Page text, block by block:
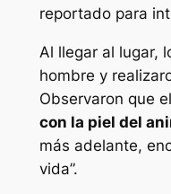
reportado para
Al llegar al lugar,
hombre y
Observaron que
con la piel del
más adelante,
vida”.